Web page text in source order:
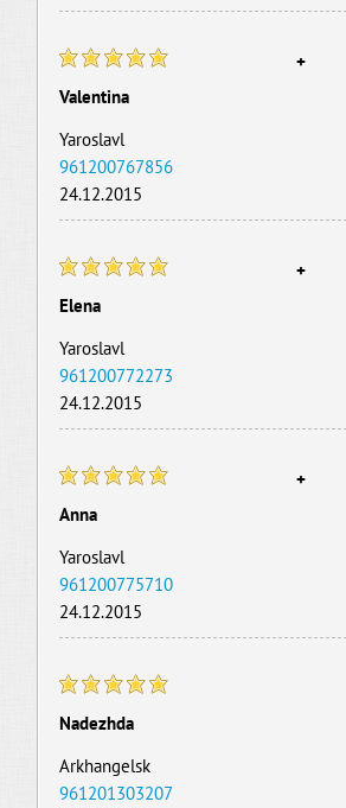
Valentina
Yaroslavl
961200767856
24.12.2015
+
Elena
Yaroslavl
961200772273
24.12.2015
+
Anna
Yaroslavl
961200775710
24.12.2015
+
Nadezhda
Arkhangelsk
961201303207